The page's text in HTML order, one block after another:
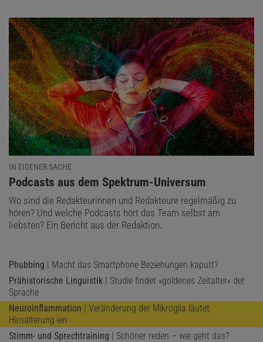
IN EIGENER SACHE
:
Podcasts aus dem Spektrum-Universum
Wo sind die Redakteurinnen und Redakteure regelmäßig zu
hören? Und welche Podcasts hört das Team selbst am
liebsten? Ein Bericht aus der Redaktion.
Phubbing | Macht das Smartphone Beziehungen kaputt?
Prähistorische Linguistik | Studie findet »goldenes Zeitalter« der
Sprache
Neuroinflammation | Veränderung der Mikroglia läutet
Hirnalterung ein
Stimm- und Sprechtraining | Schöner reden – wie geht das?